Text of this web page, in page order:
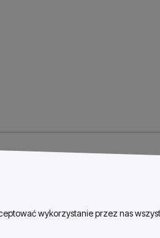
wykorzystanie przez nas